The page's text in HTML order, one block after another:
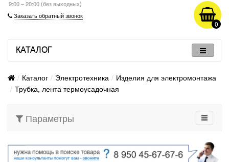
9:00 – 20:00 (без выходных)
Заказать обратный звонок
0
КАТАЛОГ
Каталог Электротехника
Изделия для электромонтажа
Трубка, лента термоусадочная
Параметры